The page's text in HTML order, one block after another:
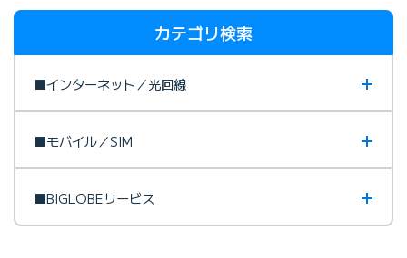
カテゴリ検索
■インターネット／光回線
■モバイル／SIM
■BIGLOBEサービス